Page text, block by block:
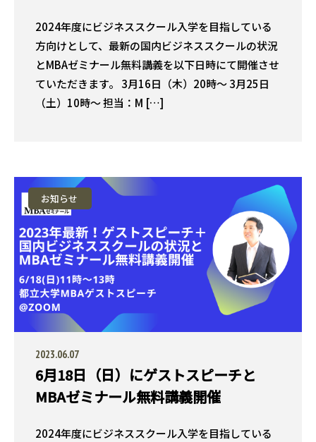
2024年度にビジネススクール入学を目指している
方向けとして、最新の国内ビジネススクールの状況
とMBAゼミナール無料講義を以下日時にて開催させ
ていただきます。 3月16日（木）20時〜 3月25日
（土）10時〜 担当：M […]
お知らせ
2023.06.07
6月18日（日）にゲストスピーチと
MBAゼミナール無料講義開催
2024年度にビジネススクール入学を目指している